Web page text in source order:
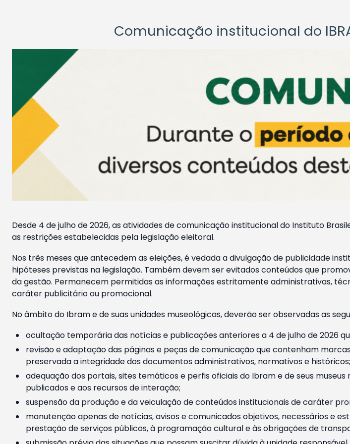
Comunicação institucional do
Desde 4 de julho de 2026, as atividades de comunicação institucional do Instituto
as restrições estabelecidas pela legislação eleitoral.
Nos três meses que antecedem as eleições, é vedada a divulgação de publicidade
hipóteses previstas na legislação. Também devem ser evitados conteúdos que
da gestão. Permanecem permitidas as informações estritamente administrativas,
caráter publicitário ou promocional.
No âmbito do Ibram e de suas unidades museológicas, deverão ser observadas as
ocultação temporária das notícias e publicações anteriores a 4 de julho de 2026
revisão e adaptação das páginas e peças de comunicação que contenham
preservada a integridade dos documentos administrativos, normativos e históricos;
adequação dos portais, sites temáticos e perfis oficiais do Ibram e de seus
publicados e aos recursos de interação;
suspensão da produção e da veiculação de conteúdos institucionais de caráter
manutenção apenas de notícias, avisos e comunicados objetivos, necessários e
prestação de serviços públicos, à programação cultural e às obrigações de